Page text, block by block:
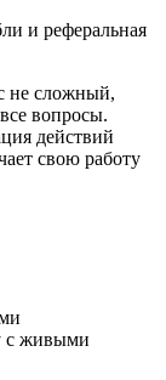
и реферальная
не сложный,
вопросы.
действий
свою работу
с живыми